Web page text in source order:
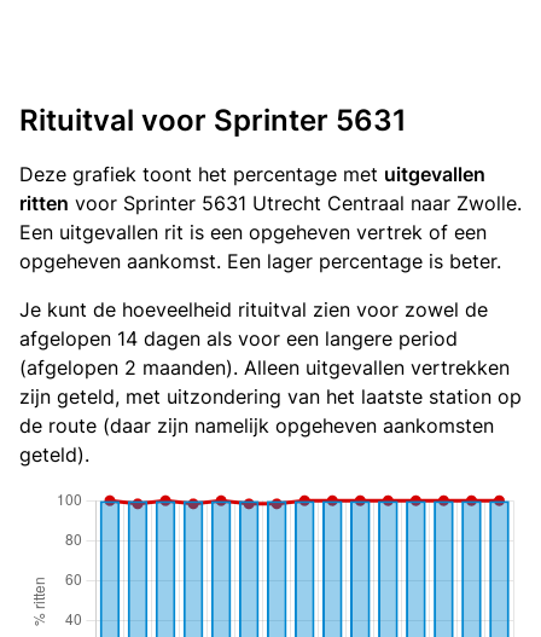
Rituitval voor Sprinter 5631
Deze grafiek toont het percentage met uitgevallen
ritten voor Sprinter 5631 Utrecht Centraal naar Zwolle.
Een uitgevallen rit is een opgeheven vertrek of een
opgeheven aankomst. Een lager percentage is beter.
Je kunt de hoeveelheid rituitval zien voor zowel de
afgelopen 14 dagen als voor een langere period
(afgelopen 2 maanden). Alleen uitgevallen vertrekken
zijn geteld, met uitzondering van het laatste station op
de route (daar zijn namelijk opgeheven aankomsten
geteld).